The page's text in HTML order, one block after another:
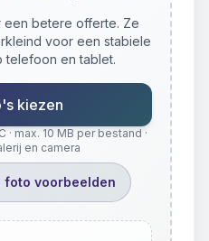
betere offerte. Ze
voor een stabiele
en tablet.
kiezen
· max. 10 MB per bestand ·
en camera
foto voorbeelden